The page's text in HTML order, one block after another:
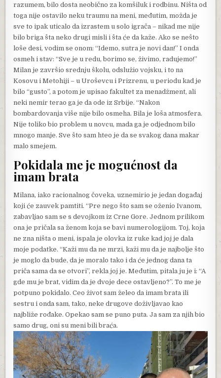
razumem, bilo dosta neobično za komšiluk i rodbinu. Ništa od
toga nije ostavilo neku traumu na meni, međutim, možda je
sve to ipak uticalo da izrastem u solo igrača – nikad me nije
bilo briga šta neko drugi misli i šta će da kaže. Ako se nešto
loše desi, vodim se onom: “Idemo, sutra je novi dan!” I onda
osmeh i stav: “Sve je u redu, borimo se, živimo, radujemo!”
Milan je završio srednju školu, odslužio vojsku, i to na
Kosovu i Metohiji – u Uroševcu i Prizrenu, u periodu kad je
bilo “gusto”, a potom je upisao fakultet za menadžment, ali
neki nemir terao ga je da ode iz Srbije. “Nakon
bombardovanja više nije bilo osmeha. Bila je loša atmosfera.
Nije toliko bio problem u novcu, mada ga je odjednom bilo
mnogo manje. Sve što sam hteo je da se svakog dana makar
malo smejem.
Pokidala me je mogućnost da
imam brata
Milana, iako racionalnog čoveka, uznemirio je jedan događaj
koji će zauvek pamtiti. “Pre nego što sam se oženio Ivanom,
zabavljao sam se s devojkom iz Crne Gore. Jednom prilikom
ona je pričala sa ženom koja se bavi numerologijom. Toj, koja
ne zna ništa o meni, ispala je olovka iz ruke kad joj je dala
moje podatke. “Kaži mu da ne mrzi, kaži mu da je najbolje što
je moglo da bude, da je moralo tako i da će jednog dana ta
priča sama da se otvori”, rekla joj je. Međutim, pitala ju je i: “A
gde mu je brat, vidim da je dvoje dece ostavljeno?”. To me je
potpuno pokidalo. Ceo život sam želeo da imam brata ili
sestru i onda sam, tako, neke drugove doživljavao kao
najbliže rođake. Opekao sam se puno puta. Ja sam za njih bio
samo drug, oni su meni bili braća.